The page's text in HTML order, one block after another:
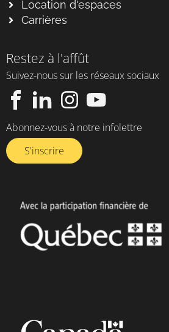
Location d'espaces
Carrières
Restez à l'affût
Suivez-nous sur les réseaux sociaux
Abonnez-vous à notre infolettre​
S'inscrire